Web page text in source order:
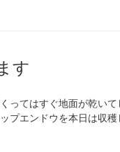
す
ってはすぐ地面が乾い
プエンドウを本日は収穫